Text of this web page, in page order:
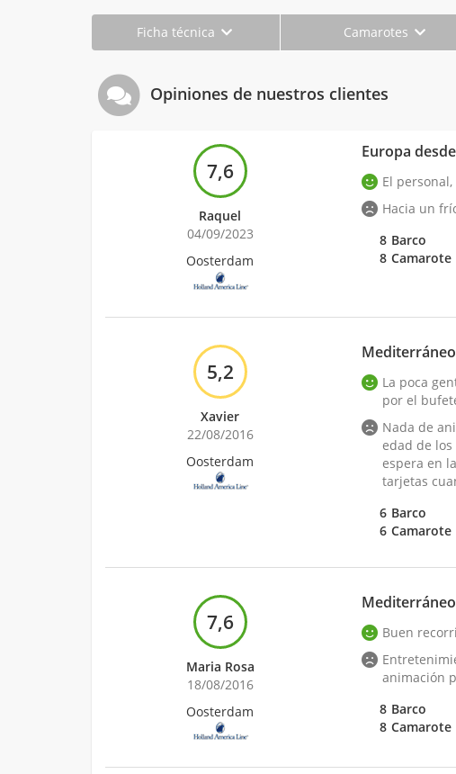
Ficha técnica Camarotes
Opiniones de nuestros clientes
7,6
Raquel
04/09/2023
Oosterdam
Europa
El
Hacia un
8 Barco
8 Camarote
5,2
Xavier
22/08/2016
Oosterdam
La poca
por el
Nada de
edad de
espera en
tarjetas
6 Barco
6 Camarote
7,6
Maria Rosa
18/08/2016
Oosterdam
Buen
animación
8 Barco
8 Camarote